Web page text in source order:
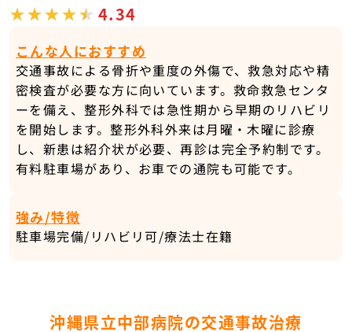
4.34
こんな人におすすめ
交通事故による骨折や重度の外傷で、救急対応や精
密検査が必要な方に向いています。救命救急センタ
ーを備え、整形外科では急性期から早期のリハビリ
を開始します。整形外科外来は月曜・木曜に診療
し、新患は紹介状が必要、再診は完全予約制です。
有料駐車場があり、お車での通院も可能です。
強み/特徴
駐車場完備/リハビリ可/療法士在籍
沖縄県立中部病院の交通事故治療